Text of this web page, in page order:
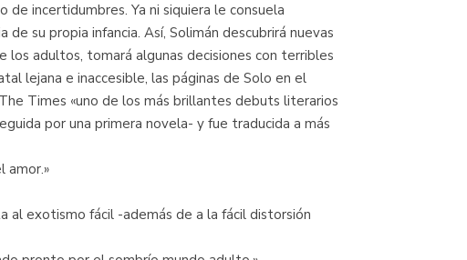
incertidumbres. Ya ni siquiera le consuela
su propia infancia. Así, Solimán descubrirá nuevas
los adultos, tomará algunas decisiones con terribles
lejana e inaccesible, las páginas de Solo en el
Times «uno de los más brillantes debuts literarios
por una primera novela- y fue traducida a más
amor.»
al exotismo fácil -además de a la fácil distorsión